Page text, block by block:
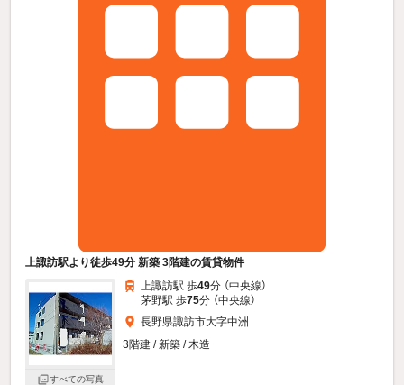
上諏訪駅より徒歩49分 新築 3階建の賃貸物件
すべての写真
上諏訪駅 歩49分 （中央線）
茅野駅 歩75分 （中央線）
長野県諏訪市大字中洲
3階建 / 新築 / 木造